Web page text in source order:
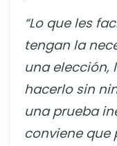
“Lo que les
tengan la
una elección,
hacerlo sin
una prueba
conviene que